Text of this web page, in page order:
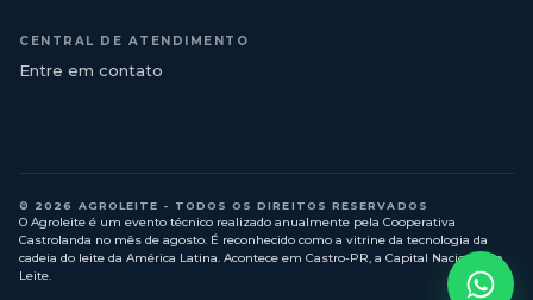
CENTRAL DE ATENDIMENTO
Entre em contato
© 2026 AGROLEITE - TODOS OS DIREITOS RESERVADOS
O Agroleite é um evento técnico realizado anualmente pela Cooperativa
Castrolanda no mês de agosto. É reconhecido como a vitrine da tecnologia da
cadeia do leite da América Latina. Acontece em Castro-PR, a Capital Nacional do
Leite.